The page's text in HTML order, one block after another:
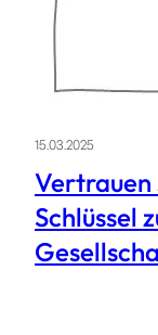
15.03.2025
Schlüssel